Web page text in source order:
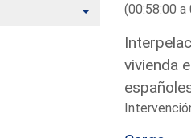
Alternar(00:58:00 a
vivienda